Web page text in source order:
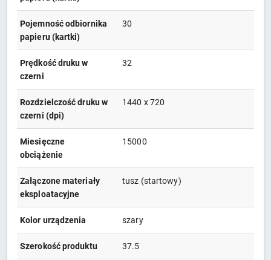
Pojemność odbiornika
papieru (kartki)
30
Prędkość druku w
czerni
32
Rozdzielczość druku w
czerni (dpi)
1440 x 720
Miesięczne
obciążenie
15000
Załączone materiały
eksploatacyjne
tusz (startowy)
Kolor urządzenia szary
Szerokość produktu 37.5